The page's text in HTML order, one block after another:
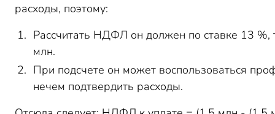
расходы, поэтому:
Рассчитать НДФЛ он должен по ставке 13
млн.
При подсчете он может воспользоваться
нечем подтвердить расходы.